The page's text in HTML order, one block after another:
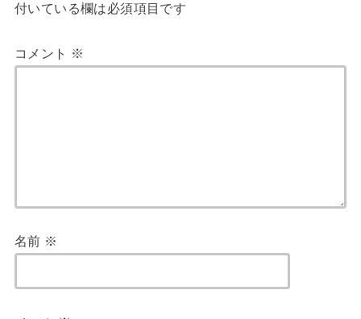
付いている欄は必須項目です
コメント ※
名前 ※